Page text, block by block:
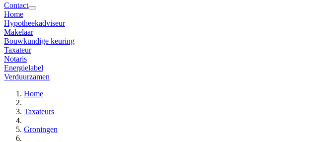
Contact
Home
Hypotheekadviseur
Makelaar
Bouwkundige keuring
Taxateur
Notaris
Energielabel
Verduurzamen
Home
Taxateurs
Groningen